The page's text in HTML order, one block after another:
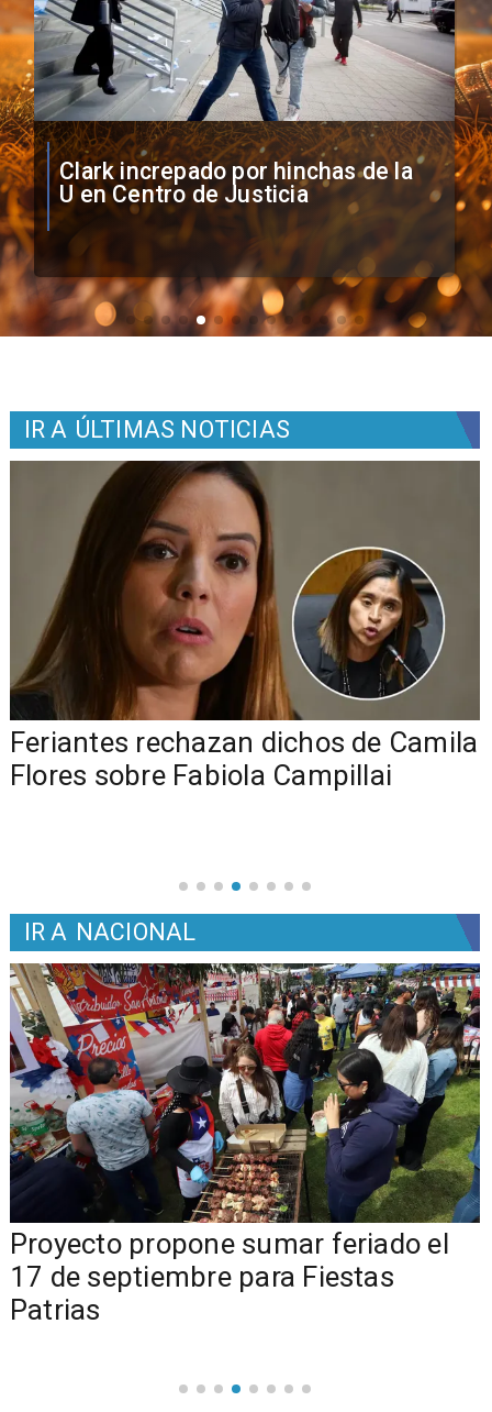
Vozinha firma contrato con Colo
Colo como nuevo arquero
IR A ÚLTIMAS NOTICIAS
Feriantes rechazan dichos de Camila
Flores sobre Fabiola Campillai
IR A NACIONAL
Proyecto propone sumar feriado el
17 de septiembre para Fiestas
Patrias